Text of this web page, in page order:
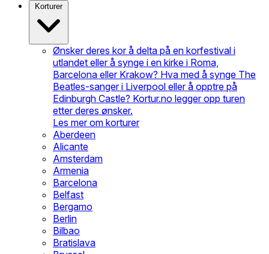
Korturer
Ønsker deres kor å delta på en korfestival i
utlandet eller å synge i en kirke i Roma,
Barcelona eller Krakow? Hva med å synge The
Beatles-sanger i Liverpool eller å opptre på
Edinburgh Castle? Kortur.no legger opp turen
etter deres ønsker.
Les mer om korturer
Aberdeen
Alicante
Amsterdam
Armenia
Barcelona
Belfast
Bergamo
Berlin
Bilbao
Bratislava